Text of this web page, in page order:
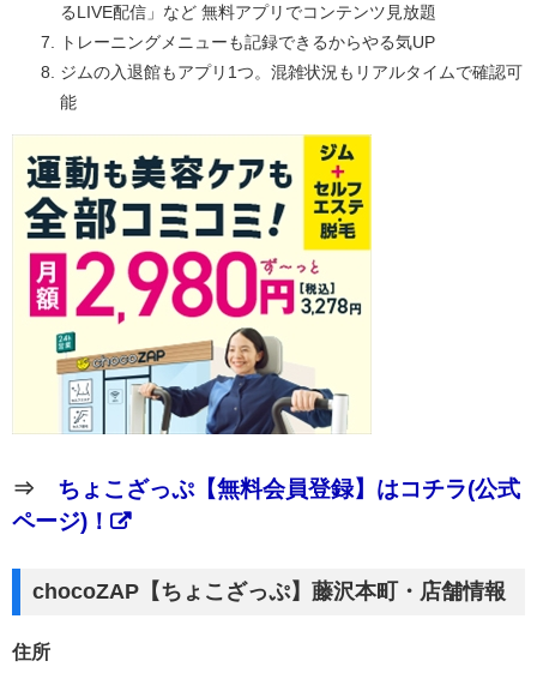
るLIVE配信」など 無料アプリでコンテンツ見放題
トレーニングメニューも記録できるからやる気UP
ジムの入退館もアプリ1つ。混雑状況もリアルタイムで確認可
能
⇒ ちょこざっぷ【無料会員登録】はコチラ(公式
ページ)！
chocoZAP【ちょこざっぷ】藤沢本町・店舗情報
住所